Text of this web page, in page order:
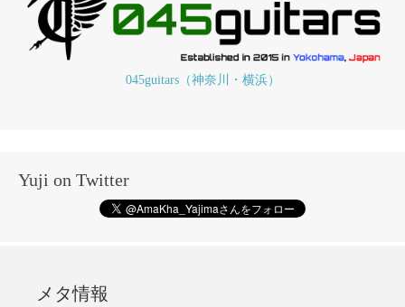
045guitars（神奈川・横浜）
Yuji on Twitter
メタ情報